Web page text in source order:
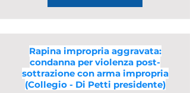
Rapina impropria aggravata:
condanna per violenza post-
sottrazione con arma impropria
(Collegio - Di Petti presidente)